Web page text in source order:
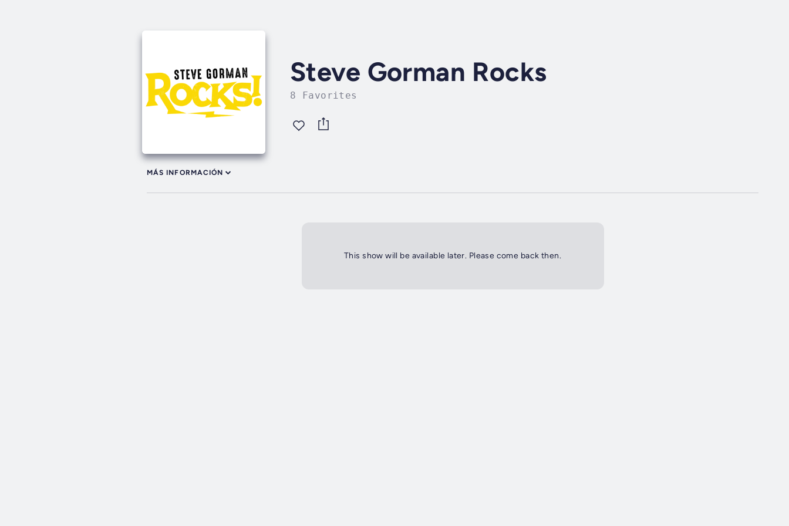
Steve Gorman Rocks
8 Favorites
MÁS INFORMACIÓN
This show will be available later. Please come back then.